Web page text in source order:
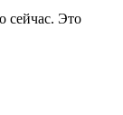
сейчас. Это